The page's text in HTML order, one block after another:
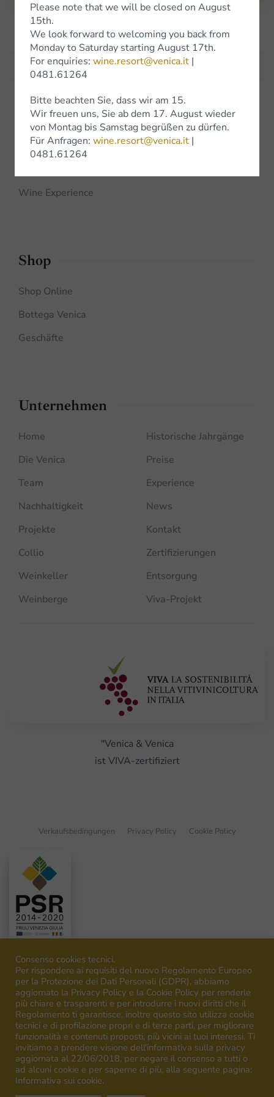
Iscriviti alla Newsletter
Weine
Weissweine
Wine Experience
Shop
Shop Online
Bottega Venica
Geschäfte
Unternehmen
Home
Die Venica
Team
Nachhaltigkeit
Projekte
Collio
Weinkeller
Weinberge
Historische Jahrgänge
Preise
Experience
News
Kontakt
Zertifizierungen
Entsorgung
Viva-Projekt
"Venica & Venica
ist VIVA-zertifiziert
Verkaufsbedingungen Privacy Policy Cookie Policy
©2026Venica&Venica. All rights reserved. P.I. IT00492040316
Campagna finanziata ai sensi del regolamento UE n.1308/13
Campaign financed according to EU regulation n.1308/13
Consenso cookies tecnici.
Per rispondere ai requisiti del nuovo Regolamento Europeo
per la Protezione dei Dati Personali (GDPR), abbiamo
aggiornato la Privacy Policy e la Cookie Policy per renderle
più chiare e trasparenti e per introdurre i nuovi diritti che il
Regolamento ti garantisce, inoltre questo sito utilizza cookie
tecnici e di profilazione propri e di terze parti, per migliorare
funzionalità e contenuti proposti, più vicini ai tuoi interessi. Ti
invitiamo a prendere visione dell'informativa sulla privacy
aggiornata al 22/06/2018, per negare il consenso a tutti o
ad alcuni cookie e per saperne di più, alla seguente pagina:
Informativa sui cookie.
Please note that we will be closed on August
15th.
We look forward to welcoming you back from
Monday to Saturday starting August 17th.
For enquiries: wine.resort@venica.it |
0481.61264
Bitte beachten Sie, dass wir am 15.
Wir freuen uns, Sie ab dem 17. August wieder
von Montag bis Samstag begrüßen zu dürfen.
Für Anfragen: wine.resort@venica.it |
0481.61264